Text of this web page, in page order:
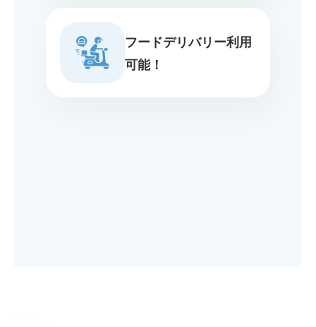
フードデリバリー利用
可能！